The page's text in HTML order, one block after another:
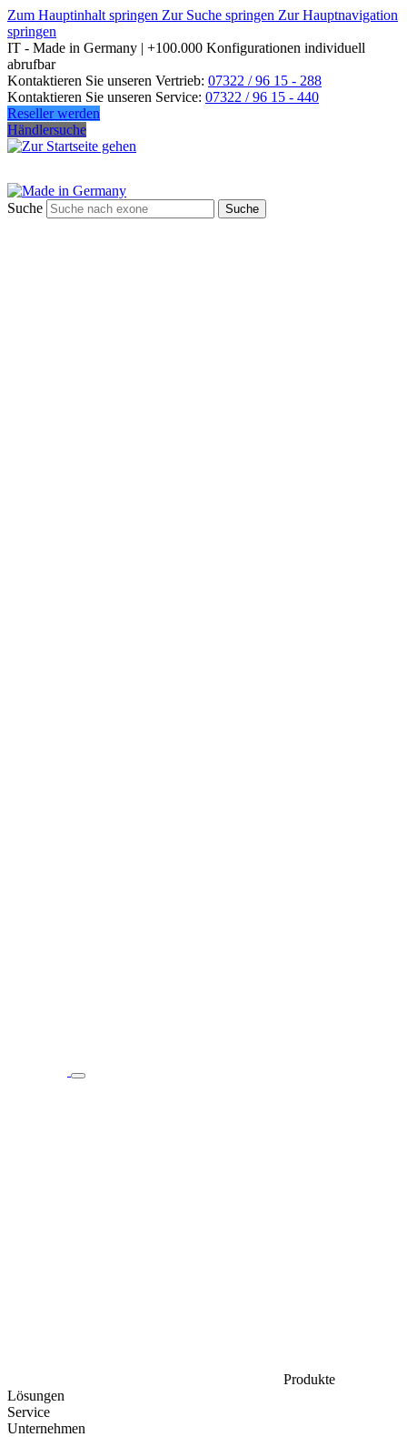
Zum Hauptinhalt springen Zur Suche springen Zur Hauptnavigation
springen
IT - Made in Germany | +100.000 Konfigurationen individuell
abrufbar
Kontaktieren Sie unseren Vertrieb: 07322 / 96 15 - 288
Kontaktieren Sie unseren Service: 07322 / 96 15 - 440
Reseller werden
Händlersuche
Suche Suche
Produkte
Lösungen
Service
Unternehmen